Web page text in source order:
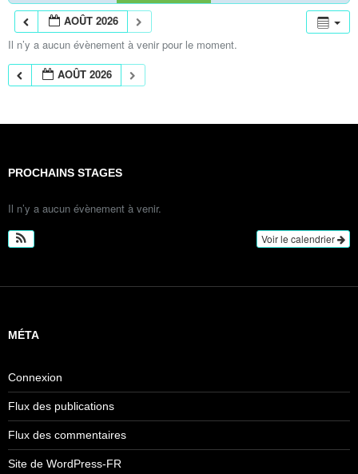
AOÛT 2026
Il n’y a aucun évènement à venir pour le moment.
AOÛT 2026
PROCHAINS STAGES
Il n’y a aucun évènement à venir.
Voir le calendrier
MÉTA
Connexion
Flux des publications
Flux des commentaires
Site de WordPress-FR